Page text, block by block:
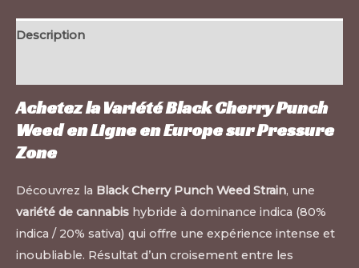
Description
Achetez la Variété Black Cherry Punch
Weed en Ligne en Europe surPressure
Zone
Découvrez la Black Cherry Punch Weed Strain, une
variété de cannabis hybride à dominance indica (80%
indica / 20% sativa) qui offre une expérience intense et
inoubliable. Résultat d’un croisement entre les